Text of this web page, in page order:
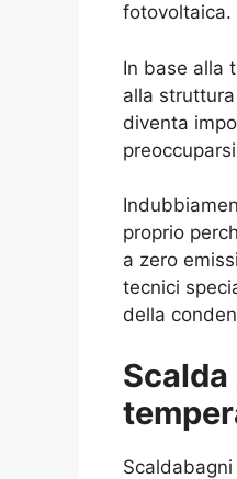
fotovoltaica.
In base alla
alla
diventa
proprio
a zero
tecnici
della